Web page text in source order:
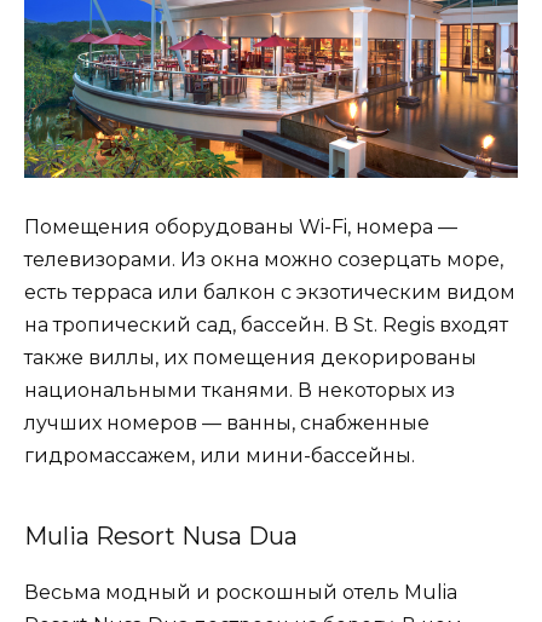
Помещения оборудованы Wi-Fi, номера —
телевизорами. Из окна можно созерцать море,
есть терраса или балкон с экзотическим видом
на тропический сад, бассейн. В St. Regis входят
также виллы, их помещения декорированы
национальными тканями. В некоторых из
лучших номеров — ванны, снабженные
гидромассажем, или мини-бассейны.
Mulia Resort Nusa Dua
Весьма модный и роскошный отель Mulia